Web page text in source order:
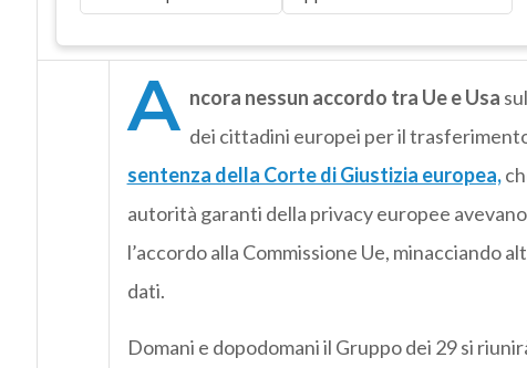
A ncora nessun accordo tra Ue e Usa
dei cittadini europei per il
sentenza della Corte di Giustizia europea,
autorità garanti della privacy europee
l’accordo alla Commissione Ue, minacciando
dati.
Domani e dopodomani il Gruppo dei 29 si